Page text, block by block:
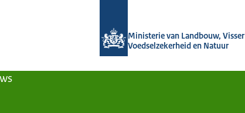
Ministerie van Landbouw,
Voedselzekerheid en Natuur